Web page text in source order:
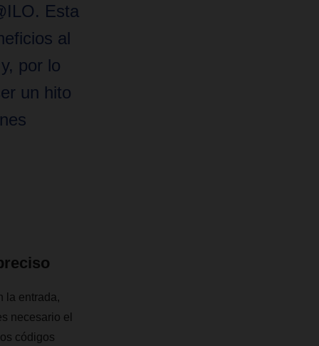
Esta
al
por lo
un hito
la entrada,
necesario el
códigos